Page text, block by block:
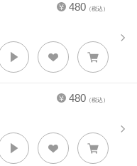
480 （税込）
480 （税込）